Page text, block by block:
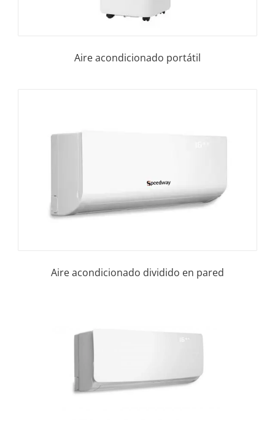
Aire acondicionado portátil
Aire acondicionado dividido en pared